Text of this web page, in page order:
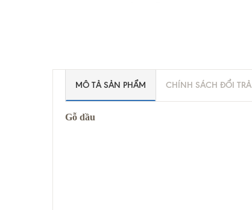
MÔ TẢ SẢN PHẨM CHÍNH SÁCH ĐỔI TRẢ
Gỗ dầu